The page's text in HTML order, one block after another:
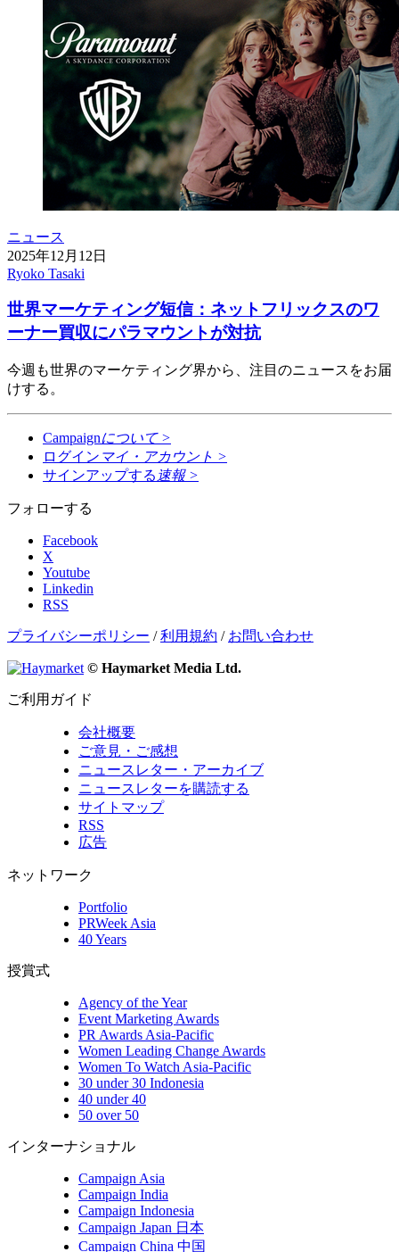
ニュース
2025年12月12日
Ryoko Tasaki
世界マーケティング短信：ネットフリックスのワ
ーナー買収にパラマウントが対抗
今週も世界のマーケティング界から、注目のニュースをお届
けする。
Campaignについて >
ログイン マイ・アカウント >
サインアップする 速報 >
フォローする
Facebook
X
Youtube
Linkedin
RSS
プライバシーポリシー /利用規約 / お問い合わせ
© Haymarket Media Ltd.
ご利用ガイド
会社概要
ご意見・ご感想
ニュースレター・アーカイブ
ニュースレターを購読する
サイトマップ
RSS
広告
ネットワーク
Portfolio
PRWeek Asia
40 Years
授賞式
Agency of the Year
Event Marketing Awards
PR Awards Asia-Pacific
Women Leading Change Awards
Women To Watch Asia-Pacific
30 under 30 Indonesia
40 under 40
50 over 50
インターナショナル
Campaign Asia
Campaign India
Campaign Indonesia
Campaign Japan 日本
Campaign China 中国